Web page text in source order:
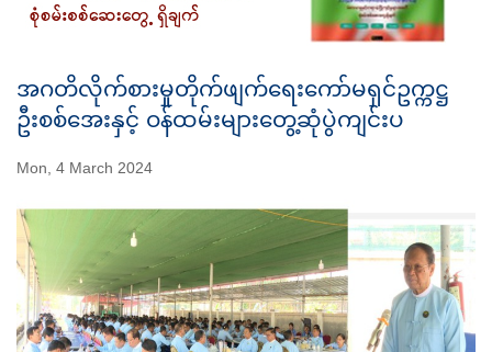
အဂတိလိုက်စားမှုတိုက်ဖျက်ရေးကော်မရှင်ဥက္ကဋ္ဌ
ဦးစစ်အေးနှင့် ဝန်ထမ်းများတွေ့ဆုံပွဲကျင်းပ
Mon, 4 March 2024